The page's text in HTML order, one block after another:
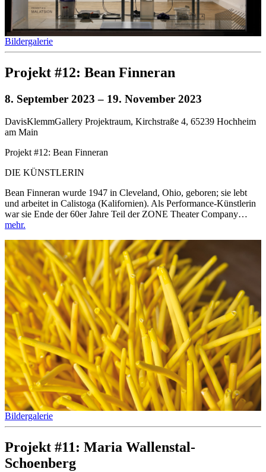
Bildergalerie
Projekt #12: Bean Finneran
8. September 2023 – 19. November 2023
DavisKlemmGallery Projektraum, Kirchstraße 4, 65239 Hochheim
am Main
Projekt #12: Bean Finneran
DIE KÜNSTLERIN
Bean Finneran wurde 1947 in Cleveland, Ohio, geboren; sie lebt
und arbeitet in Calistoga (Kalifornien). Als Performance-Künstlerin
war sie Ende der 60er Jahre Teil der ZONE Theater Company…
mehr.
Bildergalerie
Projekt #11: Maria Wallenstal-
Schoenberg